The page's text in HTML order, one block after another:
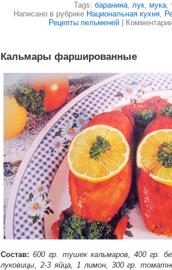
Tags: баранина, лук, мука,
Написано в рубрике Национальная кухня,
Рецепты пельменей|
Кальмары фаршированные
Состав:600 гр. тушек кальмаров, 400 гр.
луковицы, 2-3 яйца, 1 лимон, 300 гр.